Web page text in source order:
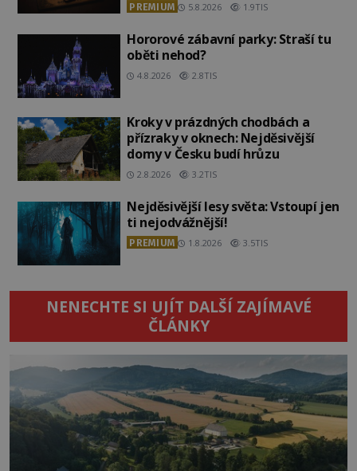
PREMIUM 5.8.2026 1.9TIS
Hororové zábavní parky: Straší tu
oběti nehod?
4.8.2026 2.8TIS
Kroky v prázdných chodbách a
přízraky v oknech: Nejděsivější
domy v Česku budí hrůzu
2.8.2026 3.2TIS
Nejděsivější lesy světa: Vstoupí jen
ti nejodvážnější!
PREMIUM 1.8.2026 3.5TIS
NENECHTE SI UJÍT DALŠÍ ZAJÍMAVÉ
ČLÁNKY